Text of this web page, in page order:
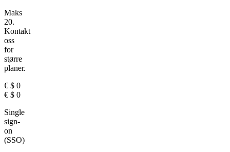
Maks
20.
Kontakt
oss
for
større
planer.
€ $ 0
€ $ 0
Single
sign-
on
(SSO)